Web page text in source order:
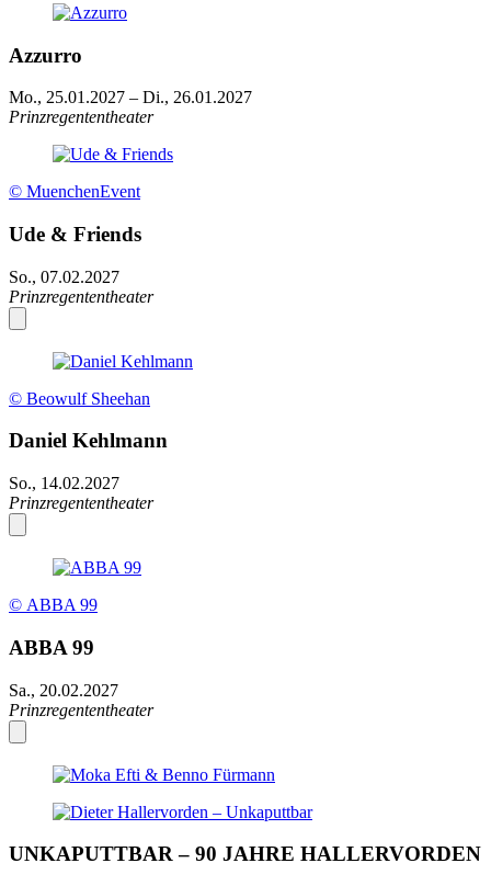
Azzurro
Mo., 25.01.2027 – Di., 26.01.2027
Prinzregententheater
© MuenchenEvent
Ude & Friends
So., 07.02.2027
Prinzregententheater
© Beowulf Sheehan
Daniel Kehlmann
So., 14.02.2027
Prinzregententheater
© ABBA 99
ABBA 99
Sa., 20.02.2027
Prinzregententheater
UNKAPUTTBAR – 90 JAHRE HALLERVORDEN